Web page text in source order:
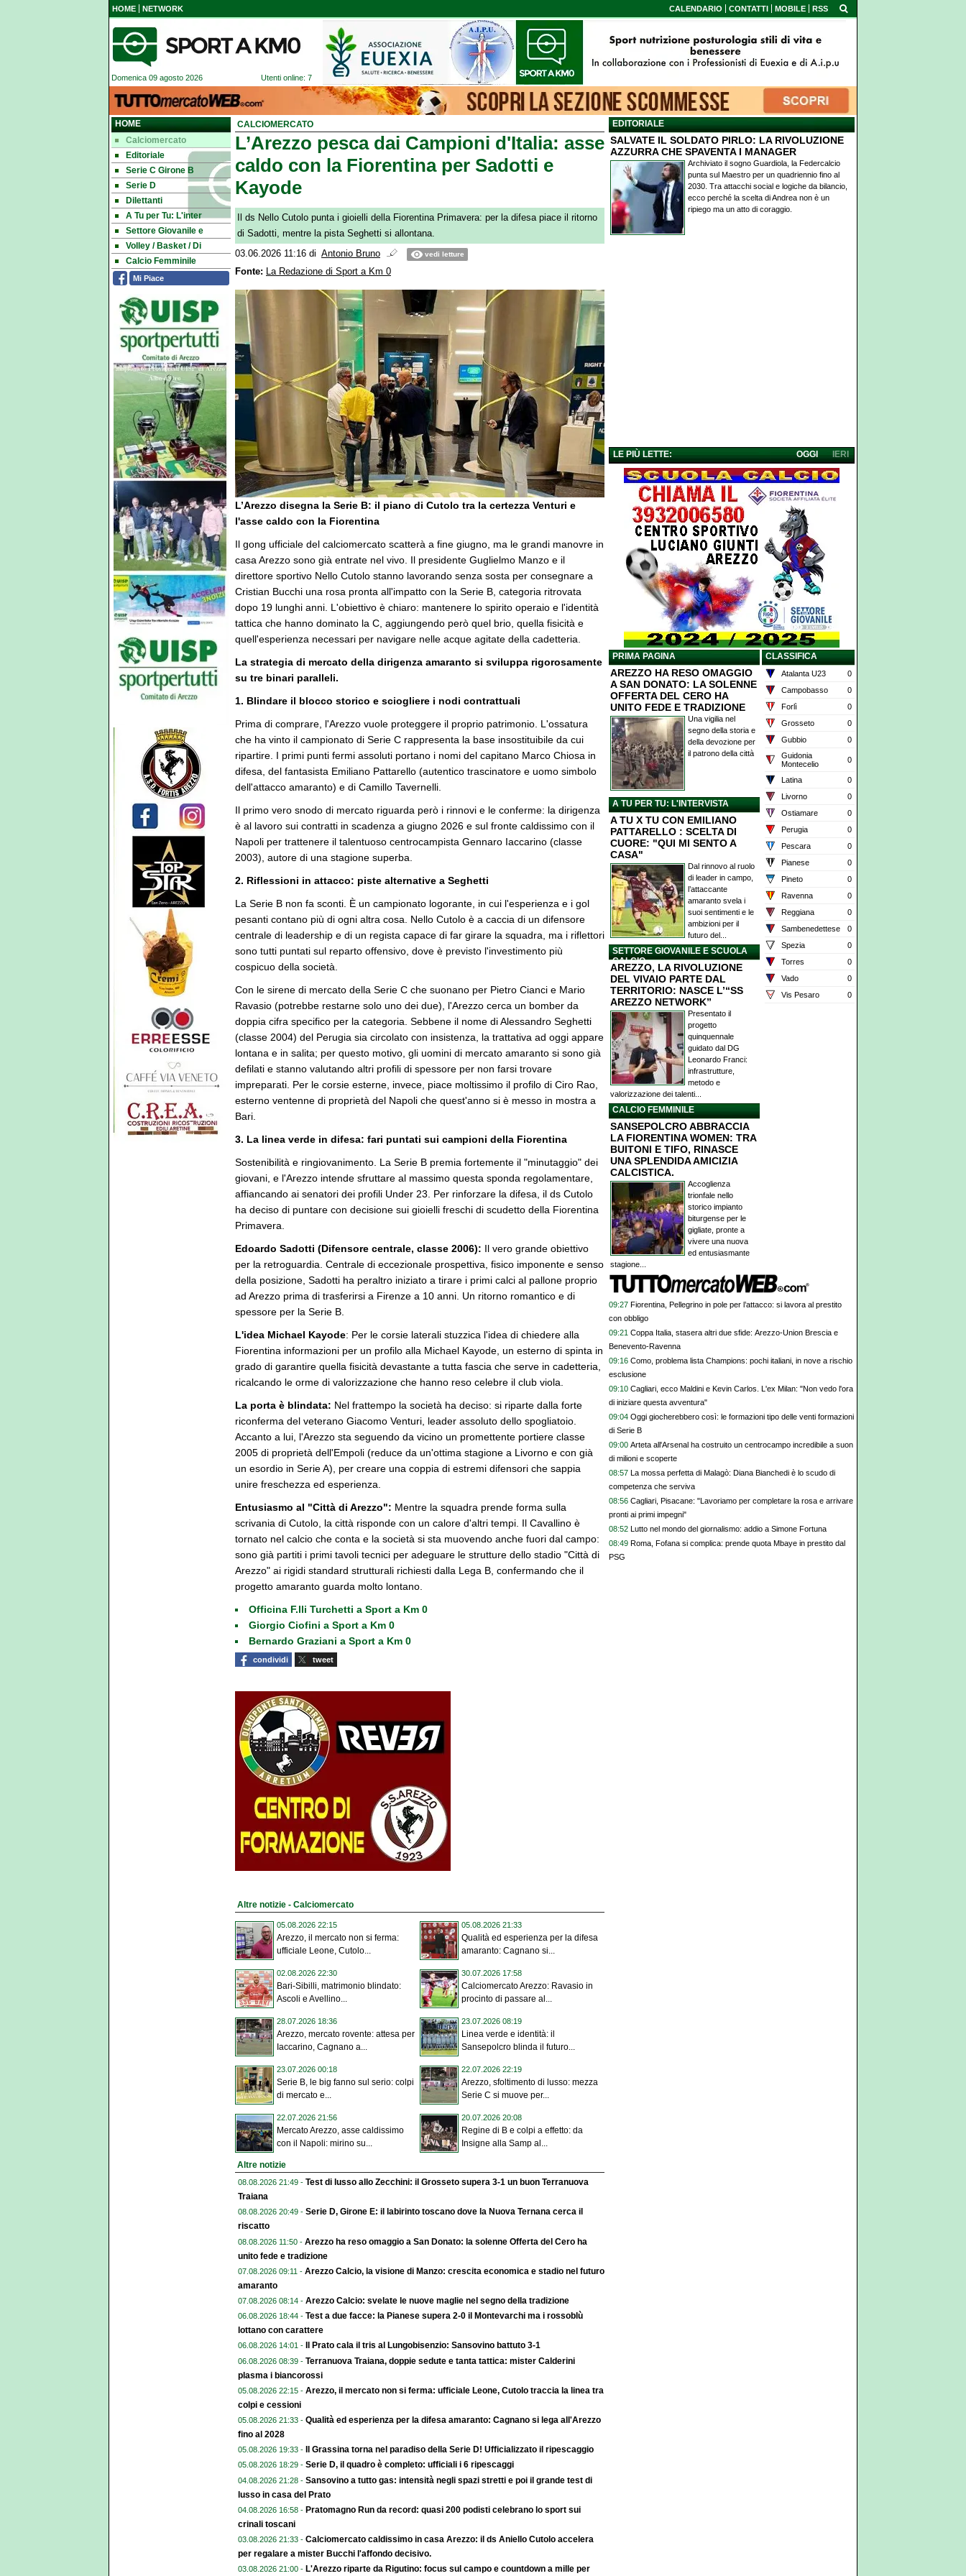
HOME NETWORK CALENDARIO CONTATTI MOBILE RSS
Domenica 09 agosto 2026 Utenti online: 7
HOME
Calciomercato
Editoriale
Serie C Girone B
Serie D
Dilettanti
A Tu per Tu: L'inter
Settore Giovanile e
Volley / Basket / Di
Calcio Femminile
Mi Piace
CALCIOMERCATO
L’Arezzo pesca dai Campioni d'Italia: asse
caldo con la Fiorentina per Sadotti e
Kayode
Il ds Nello Cutolo punta i gioielli della Fiorentina Primavera: per la difesa piace il ritorno
di Sadotti, mentre la pista Seghetti si allontana.
03.06.2026 11:16 di Antonio Bruno vedi letture
Fonte: La Redazione di Sport a Km 0
L’Arezzo disegna la Serie B: il piano di Cutolo tra la certezza Venturi e
l'asse caldo con la Fiorentina
Il gong ufficiale del calciomercato scatterà a fine giugno, ma le grandi manovre in
casa Arezzo sono già entrate nel vivo. Il presidente Guglielmo Manzo e il
direttore sportivo Nello Cutolo stanno lavorando senza sosta per consegnare a
Cristian Bucchi una rosa pronta all'impatto con la Serie B, categoria ritrovata
dopo 19 lunghi anni. L'obiettivo è chiaro: mantenere lo spirito operaio e l'identità
tattica che hanno dominato la C, aggiungendo però quel brio, quella fisicità e
quell'esperienza necessari per navigare nelle acque agitate della cadetteria.
La strategia di mercato della dirigenza amaranto si sviluppa rigorosamente
su tre binari paralleli.
1. Blindare il blocco storico e sciogliere i nodi contrattuali
Prima di comprare, l'Arezzo vuole proteggere il proprio patrimonio. L'ossatura
che ha vinto il campionato di Serie C rappresenta la base insostituibile da cui
ripartire. I primi punti fermi assoluti portano i nomi del capitano Marco Chiosa in
difesa, del fantasista Emiliano Pattarello (autentico trascinatore e uomo simbolo
dell'attacco amaranto) e di Camillo Tavernelli.
Il primo vero snodo di mercato riguarda però i rinnovi e le conferme: la dirigenza
è al lavoro sui contratti in scadenza a giugno 2026 e sul fronte caldissimo con il
Napoli per trattenere il talentuoso centrocampista Gennaro Iaccarino (classe
2003), autore di una stagione superba.
2. Riflessioni in attacco: piste alternative a Seghetti
La Serie B non fa sconti. È un campionato logorante, in cui l'esperienza e i gol
pesanti contano più di ogni altra cosa. Nello Cutolo è a caccia di un difensore
centrale di leadership e di un regista capace di far girare la squadra, ma i riflettori
sono tutti puntati sul reparto offensivo, dove è previsto l'investimento più
cospicuo della società.
Con le sirene di mercato della Serie C che suonano per Pietro Cianci e Mario
Ravasio (potrebbe restarne solo uno dei due), l'Arezzo cerca un bomber da
doppia cifra specifico per la categoria. Sebbene il nome di Alessandro Seghetti
(classe 2004) del Perugia sia circolato con insistenza, la trattativa ad oggi appare
lontana e in salita; per questo motivo, gli uomini di mercato amaranto si sono già
defilati e stanno valutando altri profili di spessore per non farsi trovare
impreparati. Per le corsie esterne, invece, piace moltissimo il profilo di Ciro Rao,
esterno ventenne di proprietà del Napoli che quest'anno si è messo in mostra a
Bari.
3. La linea verde in difesa: fari puntati sui campioni della Fiorentina
Sostenibilità e ringiovanimento. La Serie B premia fortemente il "minutaggio" dei
giovani, e l'Arezzo intende sfruttare al massimo questa sponda regolamentare,
affiancando ai senatori dei profili Under 23. Per rinforzare la difesa, il ds Cutolo
ha deciso di puntare con decisione sui gioielli freschi di scudetto della Fiorentina
Primavera.
Edoardo Sadotti (Difensore centrale, classe 2006): Il vero grande obiettivo
per la retroguardia. Centrale di eccezionale prospettiva, fisico imponente e senso
della posizione, Sadotti ha peraltro iniziato a tirare i primi calci al pallone proprio
ad Arezzo prima di trasferirsi a Firenze a 10 anni. Un ritorno romantico e di
spessore per la Serie B.
L'idea Michael Kayode: Per le corsie laterali stuzzica l'idea di chiedere alla
Fiorentina informazioni per un profilo alla Michael Kayode, un esterno di spinta in
grado di garantire quella fisicità devastante a tutta fascia che serve in cadetteria,
ricalcando le orme di valorizzazione che hanno reso celebre il club viola.
La porta è blindata: Nel frattempo la società ha deciso: si riparte dalla forte
riconferma del veterano Giacomo Venturi, leader assoluto dello spogliatoio.
Accanto a lui, l'Arezzo sta seguendo da vicino un promettente portiere classe
2005 di proprietà dell'Empoli (reduce da un'ottima stagione a Livorno e con già
un esordio in Serie A), per creare una coppia di estremi difensori che sappia
unire freschezza ed esperienza.
Entusiasmo al "Città di Arezzo": Mentre la squadra prende forma sulla
scrivania di Cutolo, la città risponde con un calore d'altri tempi. Il Cavallino è
tornato nel calcio che conta e la società si sta muovendo anche fuori dal campo:
sono già partiti i primi tavoli tecnici per adeguare le strutture dello stadio "Città di
Arezzo" ai rigidi standard strutturali richiesti dalla Lega B, confermando che il
progetto amaranto guarda molto lontano.
Officina F.lli Turchetti a Sport a Km 0
Giorgio Ciofini a Sport a Km 0
Bernardo Graziani a Sport a Km 0
condividi tweet
Altre notizie - Calciomercato
05.08.2026 22:15
Arezzo, il mercato non si ferma:
ufficiale Leone, Cutolo...
05.08.2026 21:33
Qualità ed esperienza per la difesa
amaranto: Cagnano si...
02.08.2026 22:30
Bari-Sibilli, matrimonio blindato:
Ascoli e Avellino...
30.07.2026 17:58
Calciomercato Arezzo: Ravasio in
procinto di passare al...
28.07.2026 18:36
Arezzo, mercato rovente: attesa per
Iaccarino, Cagnano a...
23.07.2026 08:19
Linea verde e identità: il
Sansepolcro blinda il futuro...
23.07.2026 00:18
Serie B, le big fanno sul serio: colpi
di mercato e...
22.07.2026 22:19
Arezzo, sfoltimento di lusso: mezza
Serie C si muove per...
22.07.2026 21:56
Mercato Arezzo, asse caldissimo
con il Napoli: mirino su...
20.07.2026 20:08
Regine di B e colpi a effetto: da
Insigne alla Samp al...
Altre notizie
08.08.2026 21:49 - Test di lusso allo Zecchini: il Grosseto supera 3-1 un buon Terranuova
Traiana
08.08.2026 20:49 - Serie D, Girone E: il labirinto toscano dove la Nuova Ternana cerca il
riscatto
08.08.2026 11:50 - Arezzo ha reso omaggio a San Donato: la solenne Offerta del Cero ha
unito fede e tradizione
07.08.2026 09:11 - Arezzo Calcio, la visione di Manzo: crescita economica e stadio nel futuro
amaranto
07.08.2026 08:14 - Arezzo Calcio: svelate le nuove maglie nel segno della tradizione
06.08.2026 18:44 - Test a due facce: la Pianese supera 2-0 il Montevarchi ma i rossoblù
lottano con carattere
06.08.2026 14:01 - Il Prato cala il tris al Lungobisenzio: Sansovino battuto 3-1
06.08.2026 08:39 - Terranuova Traiana, doppie sedute e tanta tattica: mister Calderini
plasma i biancorossi
05.08.2026 22:15 - Arezzo, il mercato non si ferma: ufficiale Leone, Cutolo traccia la linea tra
colpi e cessioni
05.08.2026 21:33 - Qualità ed esperienza per la difesa amaranto: Cagnano si lega all'Arezzo
fino al 2028
05.08.2026 19:33 - Il Grassina torna nel paradiso della Serie D! Ufficializzato il ripescaggio
05.08.2026 18:29 - Serie D, il quadro è completo: ufficiali i 6 ripescaggi
04.08.2026 21:28 - Sansovino a tutto gas: intensità negli spazi stretti e poi il grande test di
lusso in casa del Prato
04.08.2026 16:58 - Pratomagno Run da record: quasi 200 podisti celebrano lo sport sui
crinali toscani
03.08.2026 21:33 - Calciomercato caldissimo in casa Arezzo: il ds Aniello Cutolo accelera
per regalare a mister Bucchi l'affondo decisivo.
03.08.2026 21:00 - L'Arezzo riparte da Rigutino: focus sul campo e countdown a mille per
EDITORIALE
SALVATE IL SOLDATO PIRLO: LA RIVOLUZIONE
AZZURRA CHE SPAVENTA I MANAGER
Archiviato il sogno Guardiola, la Federcalcio
punta sul Maestro per un quadriennio fino al
2030. Tra attacchi social e logiche da bilancio,
ecco perché la scelta di Andrea non è un
ripiego ma un atto di coraggio.
LE PIÙ LETTE: IERI
OGGI
PRIMA PAGINA
AREZZO HA RESO OMAGGIO
A SAN DONATO: LA SOLENNE
OFFERTA DEL CERO HA
UNITO FEDE E TRADIZIONE
Una vigilia nel
segno della storia e
della devozione per
il patrono della città
A TU PER TU: L'INTERVISTA
A TU X TU CON EMILIANO
PATTARELLO : SCELTA DI
CUORE: "QUI MI SENTO A
CASA"
Dal rinnovo al ruolo
di leader in campo,
l’attaccante
amaranto svela i
suoi sentimenti e le
ambizioni per il
futuro del...
SETTORE GIOVANILE E SCUOLA
CALCIO
AREZZO, LA RIVOLUZIONE
DEL VIVAIO PARTE DAL
TERRITORIO: NASCE L’“SS
AREZZO NETWORK”
Presentato il
progetto
quinquennale
guidato dal DG
Leonardo Franci:
infrastrutture,
metodo e
valorizzazione dei talenti...
CALCIO FEMMINILE
SANSEPOLCRO ABBRACCIA
LA FIORENTINA WOMEN: TRA
BUITONI E TIFO, RINASCE
UNA SPLENDIDA AMICIZIA
CALCISTICA.
Accoglienza
trionfale nello
storico impianto
biturgense per le
gigliate, pronte a
vivere una nuova
ed entusiasmante
stagione...
CLASSIFICA
Atalanta U23
0
Campobasso
0
Forlì
0
Grosseto
0
Gubbio
0
Guidonia
Montecelio
0
Latina
0
Livorno
0
Ostiamare
0
Perugia
0
Pescara
0
Pianese
0
Pineto
0
Ravenna
0
Reggiana
0
Sambenedettese
0
Spezia
0
Torres
0
Vado
0
Vis Pesaro
0
09:27 Fiorentina, Pellegrino in pole per l’attacco: si lavora al prestito
con obbligo
09:21 Coppa Italia, stasera altri due sfide: Arezzo-Union Brescia e
Benevento-Ravenna
09:16 Como, problema lista Champions: pochi italiani, in nove a rischio
esclusione
09:10 Cagliari, ecco Maldini e Kevin Carlos. L'ex Milan: "Non vedo l'ora
di iniziare questa avventura"
09:04 Oggi giocherebbero così: le formazioni tipo delle venti formazioni
di Serie B
09:00 Arteta all'Arsenal ha costruito un centrocampo incredibile a suon
di milioni e scoperte
08:57 La mossa perfetta di Malagò: Diana Bianchedi è lo scudo di
competenza che serviva
08:56 Cagliari, Pisacane: "Lavoriamo per completare la rosa e arrivare
pronti ai primi impegni"
08:52 Lutto nel mondo del giornalismo: addio a Simone Fortuna
08:49 Roma, Fofana si complica: prende quota Mbaye in prestito dal
PSG